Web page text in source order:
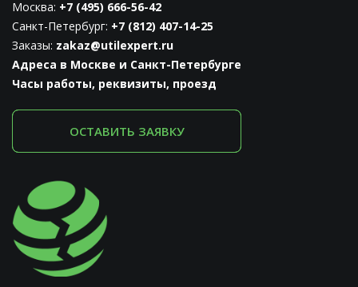
Москва: +7 (495) 666-56-42
Санкт-Петербург: +7 (812) 407-14-25
Заказы: zakaz@utilexpert.ru
Адреса в Москве и Санкт-Петербурге
Часы работы, реквизиты, проезд
ОСТАВИТЬ ЗАЯВКУ